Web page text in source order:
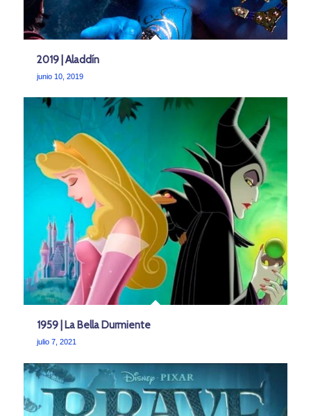
2019 | Aladdín
junio 10, 2019
1959 | La Bella Durmiente
julio 7, 2021